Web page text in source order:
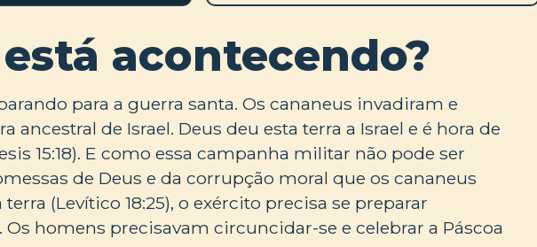
acontecendo?
para a guerra santa. Os cananeus invadiram e
ancestral de Israel. Deus deu esta terra a Israel e é hora de
15:18). E como essa campanha militar não pode ser
de Deus e da corrupção moral que os cananeus
(Levítico 18:25), o exército precisa se preparar
homens precisavam circuncidar-se e celebrar a Páscoa